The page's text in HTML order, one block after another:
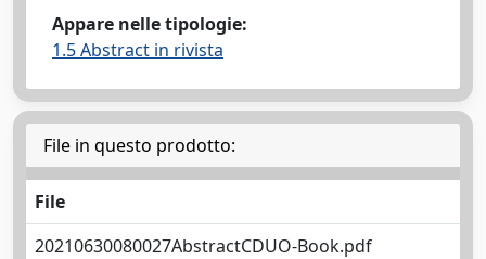
Appare nelle tipologie:
1.5 Abstract in rivista
File in questo prodotto:
File
20210630080027AbstractCDUO-Book.pdf